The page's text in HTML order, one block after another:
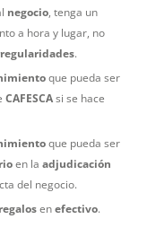
negocio, tenga un
a hora y lugar, no
.
que pueda ser
CAFESCA si se hace
que pueda ser
en laadjudicación
del negocio.
regalos enefectivo.